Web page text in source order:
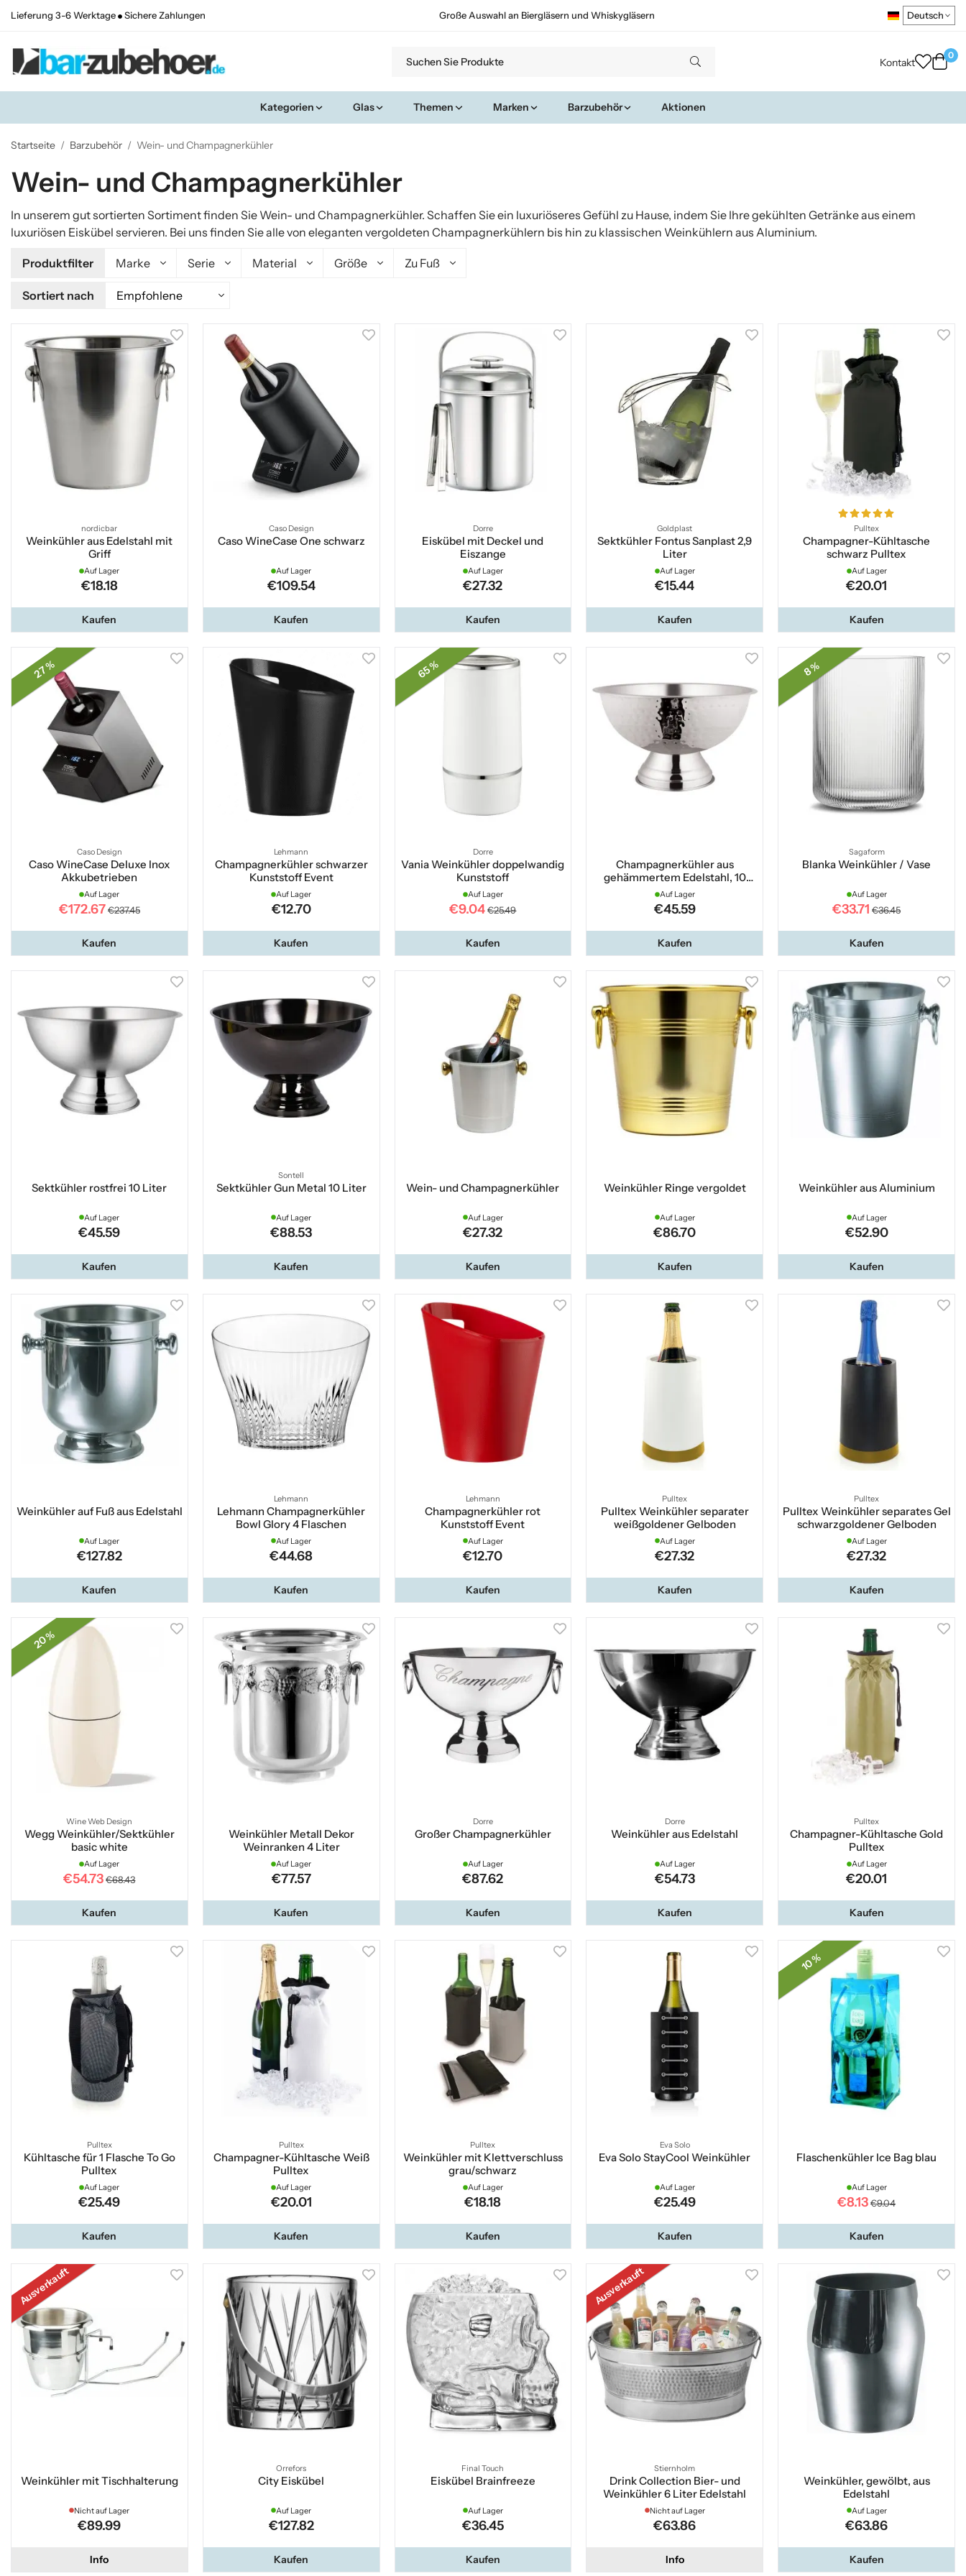
Lieferung 3-6 Werktage Sichere Zahlungen Große Auswahl an Biergläsern und Whiskygläsern
Kontakt
0
Kategorien Glas Themen Marken Barzubehör Aktionen
Startseite / Barzubehör / Wein- und Champagnerkühler
Wein- und Champagnerkühler
In unserem gut sortierten Sortiment finden Sie Wein- und Champagnerkühler. Schaffen Sie ein luxuriöseres Gefühl zu Hause, indem Sie Ihre gekühlten Getränke aus einem
luxuriösen Eiskübel servieren. Bei uns finden Sie alle von eleganten vergoldeten Champagnerkühlern bis hin zu klassischen Weinkühlern aus Aluminium.
Produktfilter Marke Serie Material Größe Zu Fuß
Sortiert nach
nordicbar
Weinkühler aus Edelstahl mit
Griff
Auf Lager
€18.18
Kaufen
Caso Design
Caso WineCase One schwarz
Auf Lager
€109.54
Kaufen
Dorre
Eiskübel mit Deckel und
Eiszange
Auf Lager
€27.32
Kaufen
Goldplast
Sektkühler Fontus Sanplast 2,9
Liter
Auf Lager
€15.44
Kaufen
Pulltex
Champagner-Kühltasche
schwarz Pulltex
Auf Lager
€20.01
Kaufen
27 %
Caso Design
Caso WineCase Deluxe Inox
Akkubetrieben
Auf Lager
€172.67 €237.45
Kaufen
Lehmann
Champagnerkühler schwarzer
Kunststoff Event
Auf Lager
€12.70
Kaufen
65 %
Dorre
Vania Weinkühler doppelwandig
Kunststoff
Auf Lager
€9.04 €25.49
Kaufen
Champagnerkühler aus
gehämmertem Edelstahl, 10
Liter
Auf Lager
€45.59
Kaufen
8 %
Sagaform
Blanka Weinkühler / Vase
Auf Lager
€33.71 €36.45
Kaufen
Sektkühler rostfrei 10 Liter
Auf Lager
€45.59
Kaufen
Sontell
Sektkühler Gun Metal 10 Liter
Auf Lager
€88.53
Kaufen
Wein- und Champagnerkühler
Auf Lager
€27.32
Kaufen
Weinkühler Ringe vergoldet
Auf Lager
€86.70
Kaufen
Weinkühler aus Aluminium
Auf Lager
€52.90
Kaufen
Weinkühler auf Fuß aus Edelstahl
Auf Lager
€127.82
Kaufen
Lehmann
Lehmann Champagnerkühler
Bowl Glory 4 Flaschen
Auf Lager
€44.68
Kaufen
Lehmann
Champagnerkühler rot
Kunststoff Event
Auf Lager
€12.70
Kaufen
Pulltex
Pulltex Weinkühler separater
weißgoldener Gelboden
Auf Lager
€27.32
Kaufen
Pulltex
Pulltex Weinkühler separates Gel
schwarzgoldener Gelboden
Auf Lager
€27.32
Kaufen
20 %
Wine Web Design
Wegg Weinkühler/Sektkühler
basic white
Auf Lager
€54.73 €68.43
Kaufen
Weinkühler Metall Dekor
Weinranken 4 Liter
Auf Lager
€77.57
Kaufen
Dorre
Großer Champagnerkühler
Auf Lager
€87.62
Kaufen
Dorre
Weinkühler aus Edelstahl
Auf Lager
€54.73
Kaufen
Pulltex
Champagner-Kühltasche Gold
Pulltex
Auf Lager
€20.01
Kaufen
Pulltex
Kühltasche für 1 Flasche To Go
Pulltex
Auf Lager
€25.49
Kaufen
Pulltex
Champagner-Kühltasche Weiß
Pulltex
Auf Lager
€20.01
Kaufen
Pulltex
Weinkühler mit Klettverschluss
grau/schwarz
Auf Lager
€18.18
Kaufen
Eva Solo
Eva Solo StayCool Weinkühler
Auf Lager
€25.49
Kaufen
10 %
Flaschenkühler Ice Bag blau
Auf Lager
€8.13 €9.04
Kaufen
Ausverkauft
Weinkühler mit Tischhalterung
Nicht auf Lager
€89.99
Info
Orrefors
City Eiskübel
Auf Lager
€127.82
Kaufen
Final Touch
Eiskübel Brainfreeze
Auf Lager
€36.45
Kaufen
Ausverkauft
Stiernholm
Drink Collection Bier- und
Weinkühler 6 Liter Edelstahl
Nicht auf Lager
€63.86
Info
Weinkühler, gewölbt, aus
Edelstahl
Auf Lager
€63.86
Kaufen